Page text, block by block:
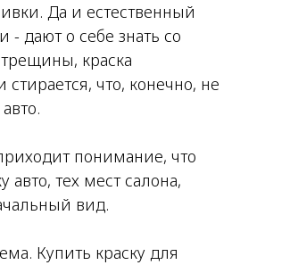
Да и естественный
- дают о себе знать со
краска
что, конечно, не
понимание, что
тех мест салона,
вид.
Купить краску для